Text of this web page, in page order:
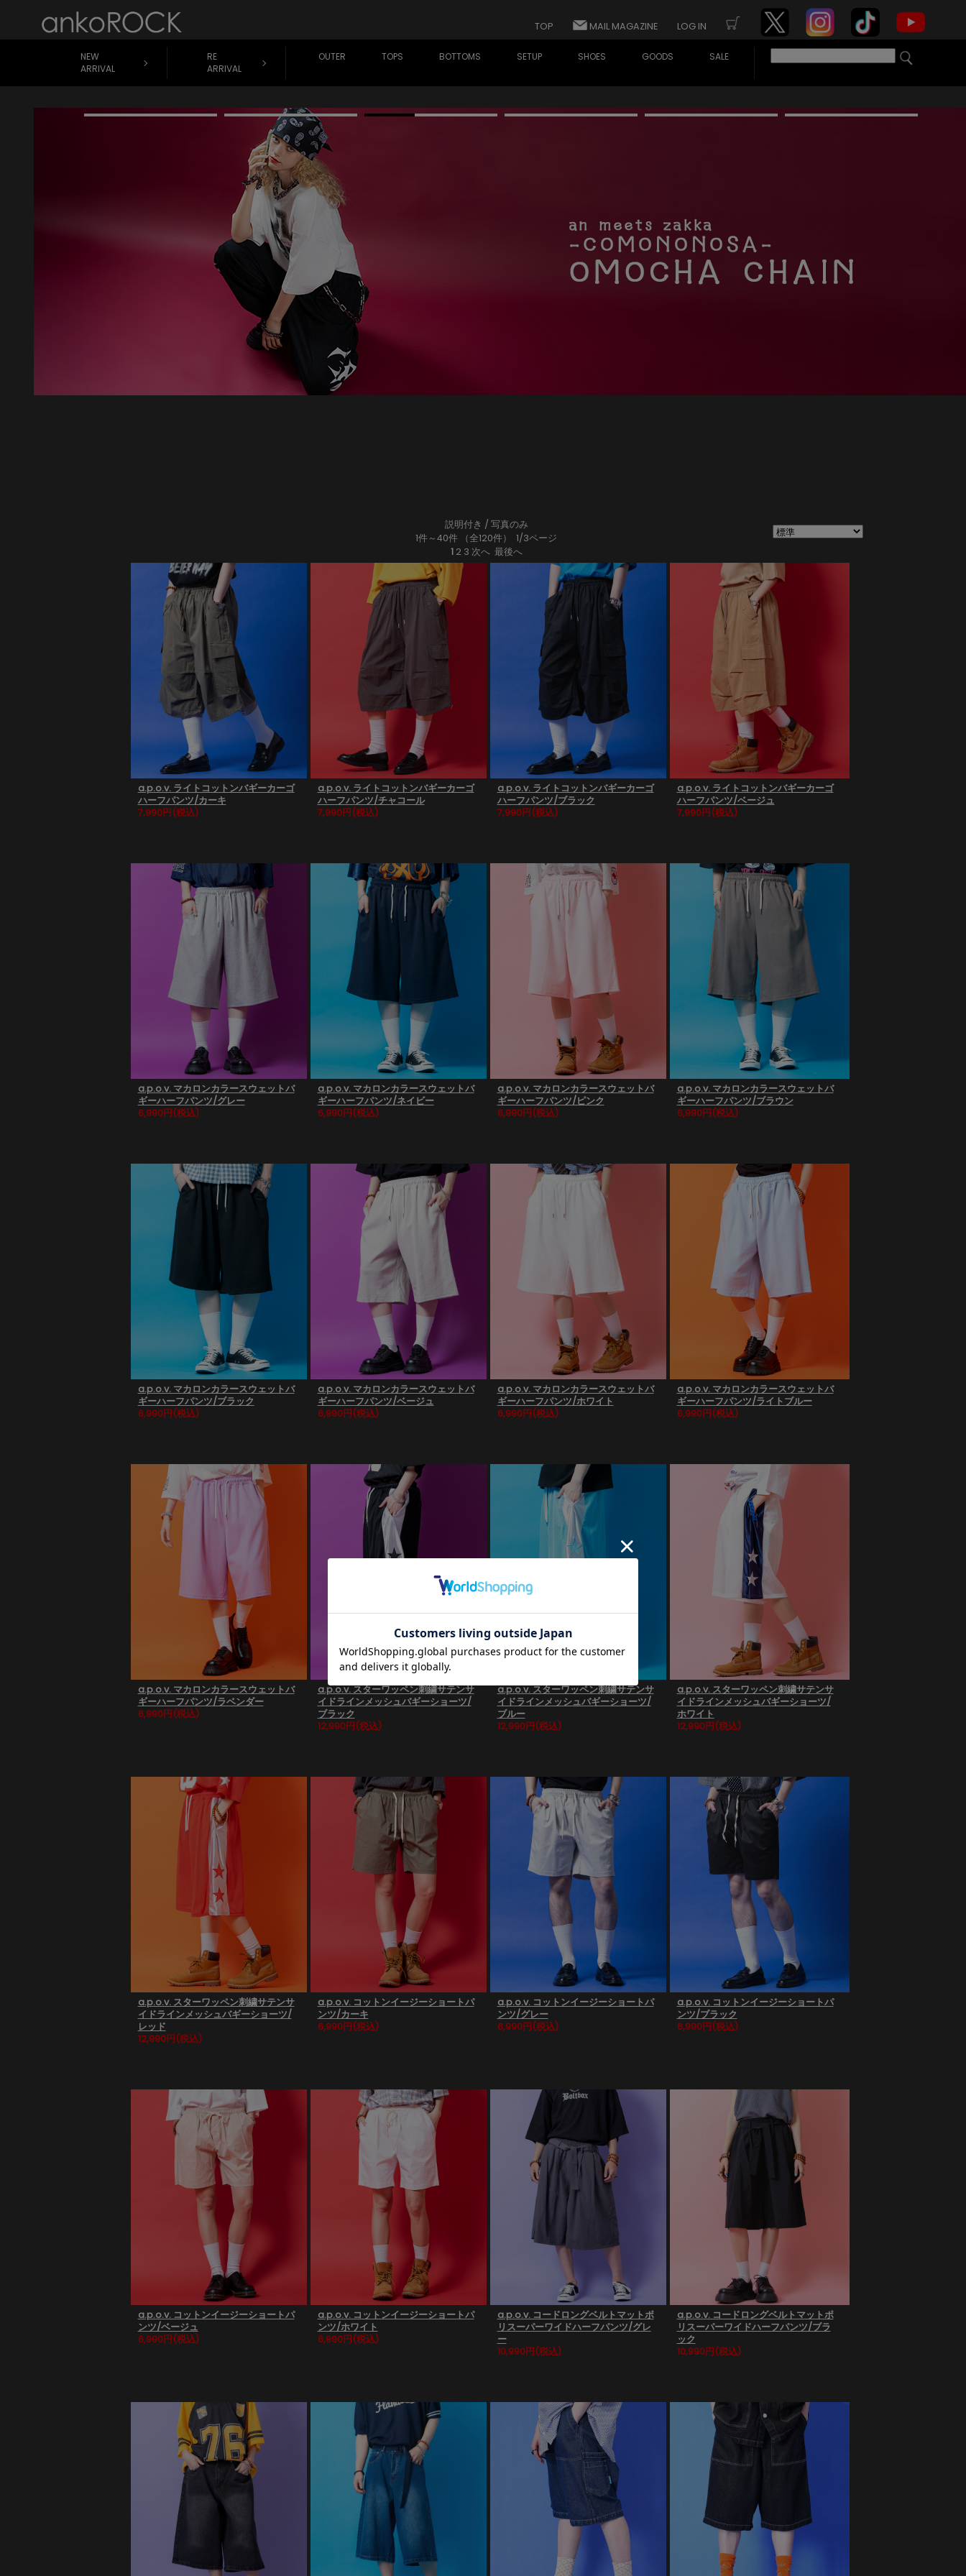
TOP MAIL MAGAZINE LOG IN
NEW
ARRIVAL
RE
ARRIVAL
OUTER TOPS BOTTOMS SETUP SHOES GOODS SALE
在庫：
説明付き / 写真のみ
1件～40件 （全120件） 1/3ページ
1 2 3 次へ 最後へ
a.p.o.v. ライトコットンバギーカーゴ
ハーフパンツ/カーキ
7,990円(税込)
a.p.o.v. ライトコットンバギーカーゴ
ハーフパンツ/チャコール
7,990円(税込)
a.p.o.v. ライトコットンバギーカーゴ
ハーフパンツ/ブラック
7,990円(税込)
a.p.o.v. ライトコットンバギーカーゴ
ハーフパンツ/ベージュ
7,990円(税込)
a.p.o.v. マカロンカラースウェットバ
ギーハーフパンツ/グレー
6,990円(税込)
a.p.o.v. マカロンカラースウェットバ
ギーハーフパンツ/ネイビー
6,990円(税込)
a.p.o.v. マカロンカラースウェットバ
ギーハーフパンツ/ピンク
6,990円(税込)
a.p.o.v. マカロンカラースウェットバ
ギーハーフパンツ/ブラウン
6,990円(税込)
a.p.o.v. マカロンカラースウェットバ
ギーハーフパンツ/ブラック
6,990円(税込)
a.p.o.v. マカロンカラースウェットバ
ギーハーフパンツ/ベージュ
6,990円(税込)
a.p.o.v. マカロンカラースウェットバ
ギーハーフパンツ/ホワイト
6,990円(税込)
a.p.o.v. マカロンカラースウェットバ
ギーハーフパンツ/ライトブルー
6,990円(税込)
a.p.o.v. マカロンカラースウェットバ
ギーハーフパンツ/ラベンダー
6,990円(税込)
a.p.o.v. スターワッペン刺繍サテンサ
イドラインメッシュバギーショーツ/
ブラック
12,990円(税込)
a.p.o.v. スターワッペン刺繍サテンサ
イドラインメッシュバギーショーツ/
ブルー
12,990円(税込)
a.p.o.v. スターワッペン刺繍サテンサ
イドラインメッシュバギーショーツ/
ホワイト
12,990円(税込)
a.p.o.v. スターワッペン刺繍サテンサ
イドラインメッシュバギーショーツ/
レッド
12,990円(税込)
a.p.o.v. コットンイージーショートパ
ンツ/カーキ
6,990円(税込)
a.p.o.v. コットンイージーショートパ
ンツ/グレー
6,990円(税込)
a.p.o.v. コットンイージーショートパ
ンツ/ブラック
6,990円(税込)
a.p.o.v. コットンイージーショートパ
ンツ/ベージュ
6,990円(税込)
a.p.o.v. コットンイージーショートパ
ンツ/ホワイト
6,990円(税込)
a.p.o.v. コードロングベルトマットポ
リスーパーワイドハーフパンツ/グレ
ー
10,990円(税込)
a.p.o.v. コードロングベルトマットポ
リスーパーワイドハーフパンツ/ブラ
ック
10,990円(税込)